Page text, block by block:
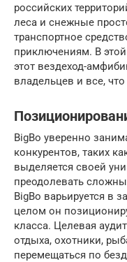
российских
леса и снежные
транспортное
приключениям. В
этот вездеход-
владельцев и все,
BigBo уверенно
конкурентов, таких
выделяется своей
преодолевать
BigBo варьируется в
целом он
класса. Целевая
отдыха, охотники,
перемещаться по